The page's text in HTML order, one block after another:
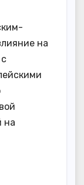
на
на